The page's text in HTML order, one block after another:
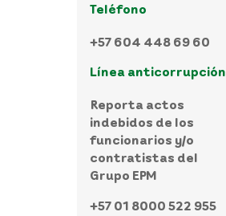
Teléfono
+57 604 448 69 60
Línea anticorrupción
Reporta actos
indebidos de los
funcionarios y/o
contratistas del
Grupo EPM
+57 01 8000 522 955